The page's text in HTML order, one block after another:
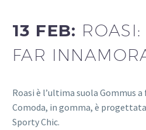
13 FEB:
FAR
Roasi è l’ultima suola Gommus
Comoda, in gomma, è
Sporty Chic.